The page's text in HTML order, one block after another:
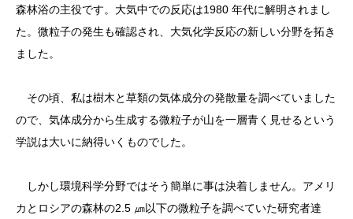
森林浴の主役です。大気中での反応は1980 年代に解明されまし
た。微粒子の発生も確認され、大気化学反応の新しい分野を拓き
ました。
その頃、私は樹木と草類の気体成分の発散量を調べていました
ので、気体成分から生成する微粒子が山を一層青く見せるという
学説は大いに納得いくものでした。
しかし環境科学分野ではそう簡単に事は決着しません。アメリ
カとロシアの森林の2.5 ㎛以下の微粒子を調べていた研究者達